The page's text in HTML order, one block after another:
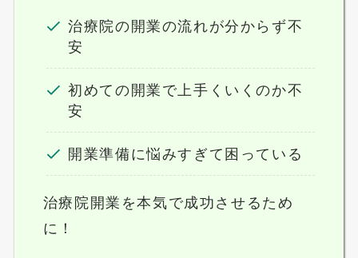
治療院の開業の流れが分からず不
安
初めての開業で上手くいくのか不
安
開業準備に悩みすぎて困っている
治療院開業を本気で成功させるため
に！